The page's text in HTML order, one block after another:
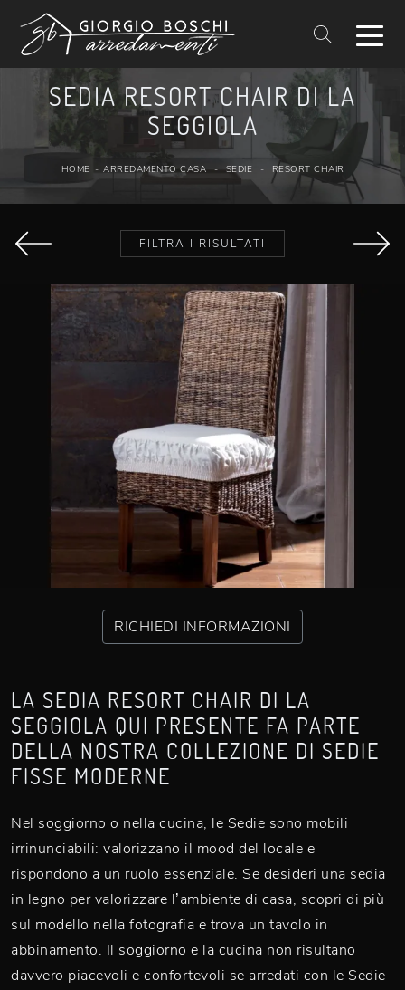
SEDIA RESORT CHAIR DI LA
SEGGIOLA
HOME - ARREDAMENTO CASA - SEDIE - RESORT CHAIR
FILTRA I RISULTATI
RICHIEDI INFORMAZIONI
LA SEDIA RESORT CHAIR DI LA
SEGGIOLA QUI PRESENTE FA PARTE
DELLA NOSTRA COLLEZIONE DI SEDIE
FISSE MODERNE
Nel soggiorno o nella cucina, le Sedie sono mobili
irrinunciabili: valorizzano il mood del locale e
rispondono a un ruolo essenziale. Se desideri una sedia
in legno per valorizzare l’ambiente di casa, scopri di più
sul modello nella fotografia e trova un tavolo in
abbinamento. Il soggiorno e la cucina non risultano
davvero piacevoli e confortevoli se arredati con le Sedie